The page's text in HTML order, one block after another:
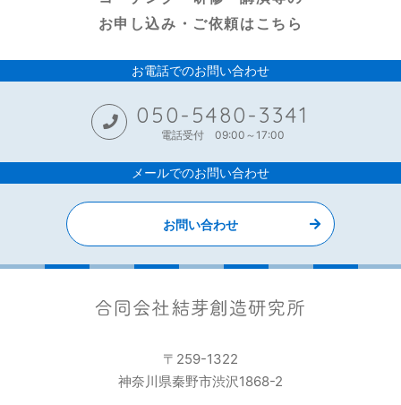
お申し込み・ご依頼はこちら
お電話でのお問い合わせ
050-5480-3341
電話受付 09:00～17:00
メールでのお問い合わせ
お問い合わせ
〒259-1322
神奈川県秦野市渋沢1868-2